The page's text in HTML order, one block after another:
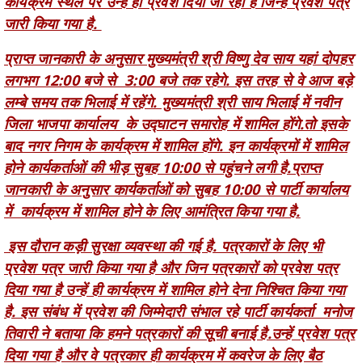
प्राप्त जानकारी के अनुसार मुख्यमंत्री श्री विष्णु देव साय यहां दोपहर
लगभग 12:00 बजे से 3:00 बजे तक रहेगे. इस तरह से वे आज बड़े
लम्बे समय तक भिलाई में रहेंगे. मुख्यमंत्री श्री साय भिलाई में नवीन
जिला भाजपा कार्यालय के उद्घाटन समारोह में शामिल होंगे.तो इसके
बाद नगर निगम के कार्यक्रम में शामिल होंगे. इन कार्यक्रमों में शामिल
होने कार्यकर्ताओं की भीड़ सुबह 10:00 से पहुंचने लगी है.प्राप्त
जानकारी के अनुसार कार्यकर्ताओं को सुबह 10:00 से पार्टी कार्यालय
में कार्यक्रम में शामिल होने के लिए आमंत्रित किया गया है.
इस दौरान कड़ी सुरक्षा व्यवस्था की गई है. पत्रकारों के लिए भी
प्रवेश पत्र जारी किया गया है और जिन पत्रकारों को प्रवेश पत्र
दिया गया है उन्हें ही कार्यक्रम में शामिल होने देना निश्चित किया गया
है. इस संबंध में प्रवेश की जिम्मेदारी संभाल रहे पार्टी कार्यकर्ता मनोज
तिवारी ने बताया कि हमने पत्रकारों की सूची बनाई है.उन्हें प्रवेश पत्र
दिया गया है और वे पत्रकार ही कार्यक्रम में कवरेज के लिए बैठ
सकेंगे. जिन पत्रकारों को प्रवेश पत्र नहीं मिला है उन्हें कार्यक्रम
स्थल पर जाने का अन्य कोई ऑप्शन नहीं है.अब यह नहीं मालूम.कि